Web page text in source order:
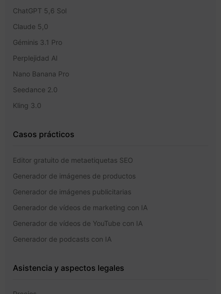
ChatGPT 5,6 Sol
Claude 5,0
Géminis 3.1 Pro
Perplejidad AI
Nano Banana Pro
Seedance 2.0
Kling 3.0
Casos prácticos
Editor gratuito de metaetiquetas SEO
Generador de imágenes de productos
Generador de imágenes publicitarias
Generador de vídeos de marketing con IA
Generador de vídeos de YouTube con IA
Generador de podcasts con IA
Asistencia y aspectos legales